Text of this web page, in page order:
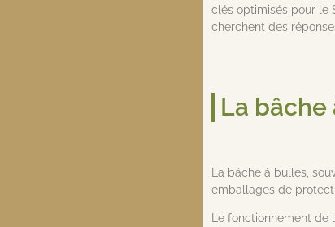
clés optimisés pour le
cherchent des
La
La bâche à bulles,
emballages de
Le fonctionnement